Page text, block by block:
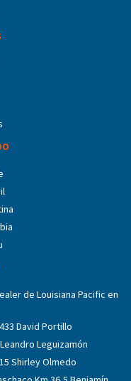
de Louisiana Pacific en
David Portillo
Leguizamón
Shirley Olmedo